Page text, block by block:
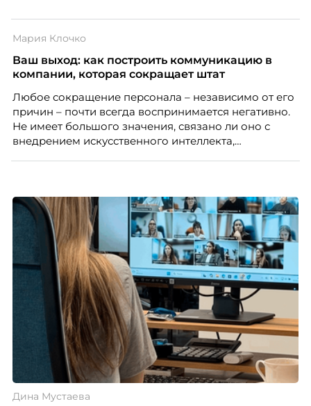
Мария Клочко
Ваш выход: как построить коммуникацию в
компании, которая сокращает штат
Любое сокращение персонала – независимо от его
причин – почти всегда воспринимается негативно.
Не имеет большого значения, связано ли оно с
внедрением искусственного интеллекта,
означают потерю стабильности, а для внешнего
рынка становятся сигналом о возможных
проблемах организации. В результате увольнения
нередко превращаются в фактор, который
негативно влияет HR-бренд работодателя.
Дина Мустаева